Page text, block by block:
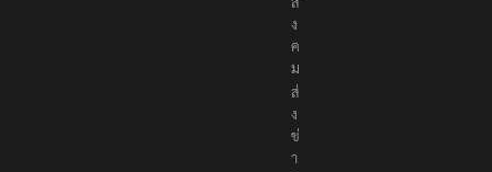
พื่
อ
สั
ง
ค
ม
ส่
ง